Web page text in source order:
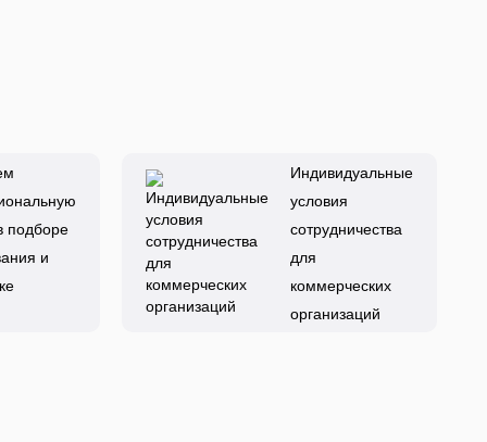
подборе
и
Индивидуальные
условия
сотрудничества
для
коммерческих
организаций